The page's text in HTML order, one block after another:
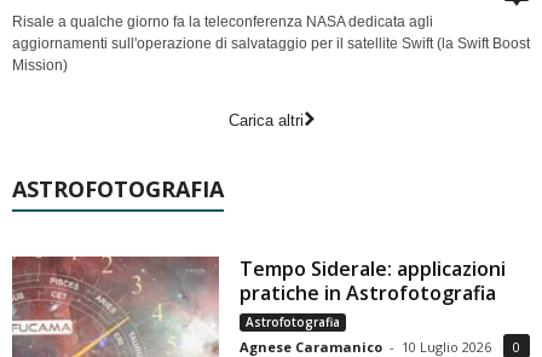
Risale a qualche giorno fa la teleconferenza NASA dedicata agli
aggiornamenti sull'operazione di salvataggio per il satellite Swift (la Swift Boost
Mission)
Carica altri
ASTROFOTOGRAFIA
Tempo Siderale: applicazioni
pratiche in Astrofotografia
Astrofotografia
Agnese Caramanico - 10 Luglio 2026 0